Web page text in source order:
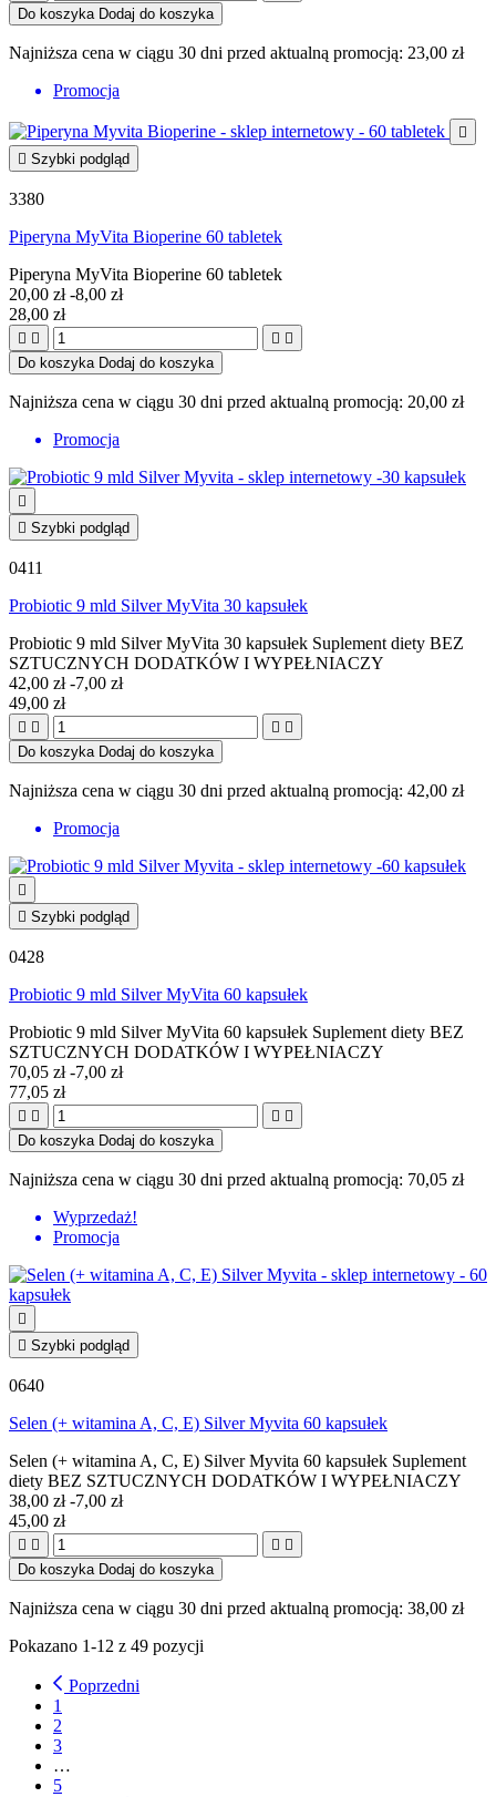
Do koszyka Dodaj do koszyka
Najniższa cena w ciągu 30 dni przed aktualną promocją: 23,00 zł
Promocja

 Szybki podgląd
3380
Piperyna MyVita Bioperine 60 tabletek
Piperyna MyVita Bioperine 60 tabletek
20,00 zł-8,00 zł
28,00 zł
   
Do koszyka Dodaj do koszyka
Najniższa cena w ciągu 30 dni przed aktualną promocją: 20,00 zł
Promocja

 Szybki podgląd
0411
Probiotic 9 mld Silver MyVita 30 kapsułek
Probiotic 9 mld Silver MyVita 30 kapsułek Suplement diety BEZ
SZTUCZNYCH DODATKÓW I WYPEŁNIACZY
42,00 zł-7,00 zł
49,00 zł
   
Do koszyka Dodaj do koszyka
Najniższa cena w ciągu 30 dni przed aktualną promocją: 42,00 zł
Promocja

 Szybki podgląd
0428
Probiotic 9 mld Silver MyVita 60 kapsułek
Probiotic 9 mld Silver MyVita 60 kapsułek Suplement diety BEZ
SZTUCZNYCH DODATKÓW I WYPEŁNIACZY
70,05 zł-7,00 zł
77,05 zł
   
Do koszyka Dodaj do koszyka
Najniższa cena w ciągu 30 dni przed aktualną promocją: 70,05 zł
Wyprzedaż!
Promocja

 Szybki podgląd
0640
Selen (+ witamina A, C, E) Silver Myvita 60 kapsułek
Selen (+ witamina A, C, E) Silver Myvita 60 kapsułek Suplement
diety BEZ SZTUCZNYCH DODATKÓW I WYPEŁNIACZY
38,00 zł-7,00 zł
45,00 zł
   
Do koszyka Dodaj do koszyka
Najniższa cena w ciągu 30 dni przed aktualną promocją: 38,00 zł
Pokazano 1-12 z 49 pozycji
Poprzedni
1
2
3
…
5